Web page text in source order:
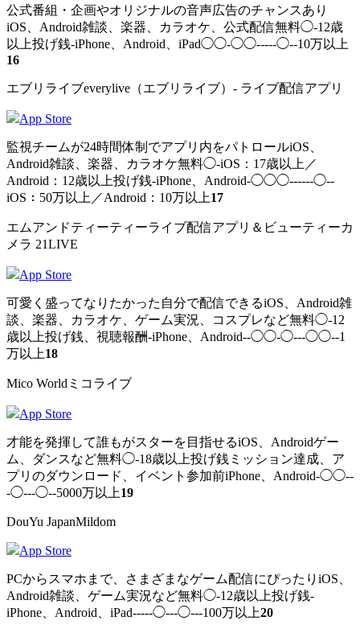
公式番組・企画やオリジナルの音声広告のチャンスあり
iOS、Android雑談、楽器、カラオケ、公式配信無料◯-12歳
以上投げ銭-iPhone、Android、iPad◯◯-◯◯-----◯--10万以上
16
エブリライブeverylive（エブリライブ）- ライブ配信アプリ
App Store
監視チームが24時間体制でアプリ内をパトロールiOS、
Android雑談、楽器、カラオケ無料◯-iOS：17歳以上／
Android：12歳以上投げ銭-iPhone、Android-◯◯◯------◯--
iOS：50万以上／Android：10万以上17
エムアンドティーティーライブ配信アプリ＆ビューティーカ
メラ 21LIVE
App Store
可愛く盛ってなりたかった自分で配信できるiOS、Android雑
談、楽器、カラオケ、ゲーム実況、コスプレなど無料◯-12
歳以上投げ銭、視聴報酬-iPhone、Android--◯◯-◯---◯◯--1
万以上18
Mico Worldミコライブ
App Store
才能を発揮して誰もがスターを目指せるiOS、Androidゲー
ム、ダンスなど無料◯-18歳以上投げ銭ミッション達成、ア
プリのダウンロード、イベント参加前iPhone、Android-◯◯--
-◯---◯--5000万以上19
DouYu JapanMildom
App Store
PCからスマホまで、さまざまなゲーム配信にぴったりiOS、
Android雑談、ゲーム実況など無料◯-12歳以上投げ銭-
iPhone、Android、iPad-----◯---◯---100万以上20